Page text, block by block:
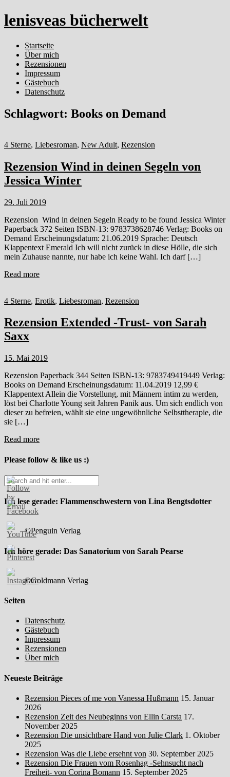
lenisveas bücherwelt
Startseite
Über mich
Rezensionen
Impressum
Gästebuch
Datenschutz
Schlagwort: Books on Demand
4 Sterne, Liebesroman, New Adult, Rezension
Rezension Wind in deinen Segeln von
Jessica Winter
29. Juli 2019
Rezension Wind in deinen Segeln Ready to be found Jessica Winter
Paperback 372 Seiten ISBN-13: 9783738628746 Verlag: Books on
Demand Erscheinungsdatum: 21.06.2019 Sprache: Deutsch
Klappentext Emerald Ich will nicht zurück in diese Hölle, die sich
mein Zuhause nannte, nur habe ich keine Wahl. Ich darf […]
Read more
4 Sterne, Erotik, Liebesroman, Rezension
Rezension Extended -Trust- von Sarah
Saxx
15. Mai 2019
Rezension Paperback 344 Seiten ISBN-13: 9783749419449 Verlag:
Books on Demand Erscheinungsdatum: 11.04.2019 12,99 €
Klappentext Allein die Vorstellung, mit Männern intim zu werden,
löst bei Charlotte Young seit Jahren Panik aus. Um sich endlich von
dieser zu befreien, wählt sie eine ungewöhnliche Selbsttherapie, die
sie […]
Read more
Please follow & like us :)
Ich lese gerade: Flammenschwestern von Lina Bengtsdotter
©Penguin Verlag
Ich höre gerade: Das Sanatorium von Sarah Pearse
©Goldmann Verlag
Seiten
Datenschutz
Gästebuch
Impressum
Rezensionen
Über mich
Neueste Beiträge
Rezension Pieces of me von Vanessa Hußmann 15. Januar
2026
Rezension Zeit des Neubeginns von Ellin Carsta 17.
November 2025
Rezension Die unsichtbare Hand von Julie Clark 1. Oktober
2025
Rezension Was die Liebe ersehnt von 30. September 2025
Rezension Die Frauen vom Rosenhag -Sehnsucht nach
Freiheit- von Corina Bomann 15. September 2025